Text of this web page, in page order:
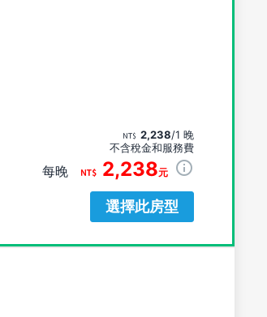
2,238/1 晚
不含稅金和服務費
每晚 2,238元
選擇此房型